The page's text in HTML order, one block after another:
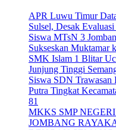
APR Luwu Timur
Sulsel, Desak
Siswa MTsN 3
Sukseskan Muktamar
SMK Islam 1 Blitar
Junjung Tinggi
Siswa SDN Trawasan
Putra Tingkat
81
MKKS SMP
JOMBANG